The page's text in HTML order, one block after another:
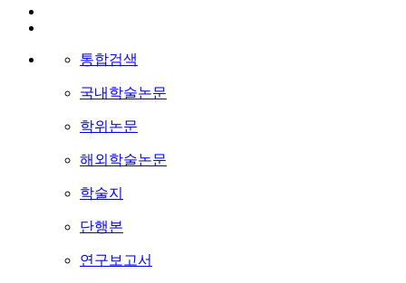
통합검색
국내학술논문
학위논문
해외학술논문
학술지
단행본
연구보고서